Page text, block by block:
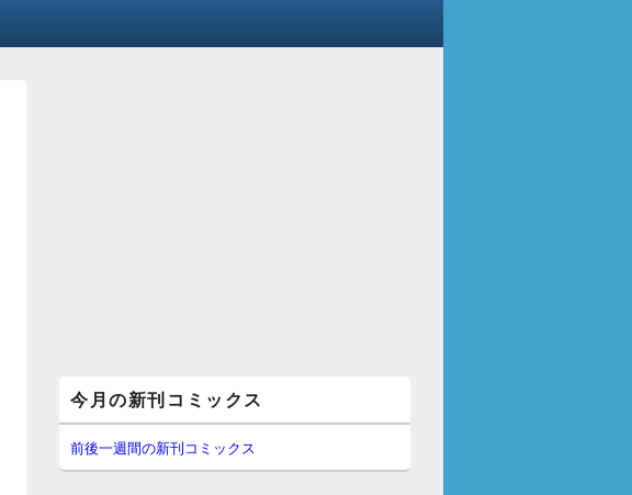
イ
ン
サ
イ
今月の新刊コミックス
前後一週間の新刊コミックス